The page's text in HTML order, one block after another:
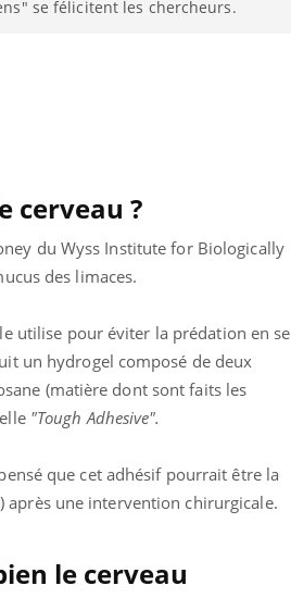
se félicitent les chercheurs.
cerveau ?
du Wyss Institute for Biologically
des limaces.
utilise pour éviter la prédation en se
un hydrogel composé de deux
(matière dont sont faits les
"Tough Adhesive".
que cet adhésif pourrait être la
une intervention chirurgicale.
le cerveau